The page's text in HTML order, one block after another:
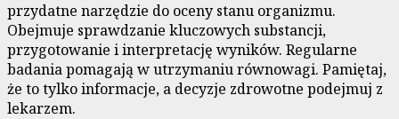
przydatne narzędzie do oceny stanu organizmu.
Obejmuje sprawdzanie kluczowych substancji,
przygotowanie i interpretację wyników. Regularne
badania pomagają w utrzymaniu równowagi. Pamiętaj,
że to tylko informacje, a decyzje zdrowotne podejmuj z
lekarzem.